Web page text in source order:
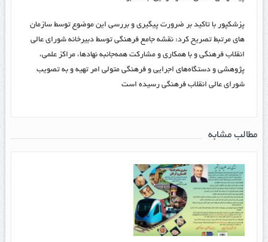
پزشکپور با تاکید بر ضرورت پیگیری و بررسی این موضوع توسط سازمان
های مرتبط تصریح کرد: نقشه جامع فرهنگی توسط دبیر‌خانه شورای عالی
انقلاب فرهنگی و با همکاری و مشارکت همه‌جانبه نهاد‌ها، مراکز علمی،
پژوهشی و دستگاه‌های اجرایی و فرهنگی متولی امر تهیه و به تصویب
شورای عالی انقلاب فرهنگی رسیده است
مطالب مشابه